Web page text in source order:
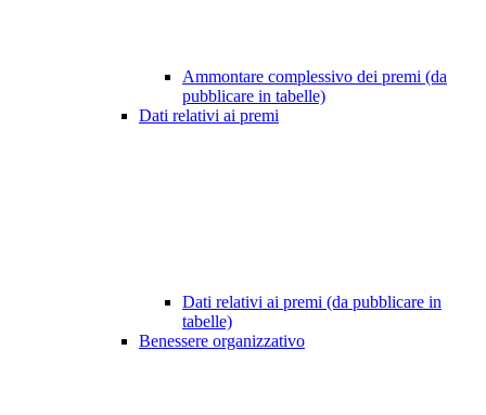
Ammontare complessivo dei premi (da
pubblicare in tabelle)
Dati relativi ai premi
Dati relativi ai premi (da pubblicare in
tabelle)
Benessere organizzativo